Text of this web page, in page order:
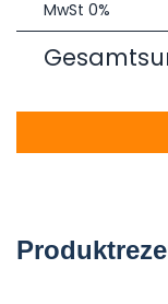
MwSt 0%